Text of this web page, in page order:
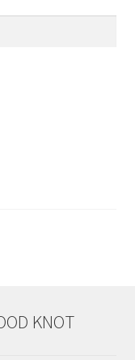
KNOT